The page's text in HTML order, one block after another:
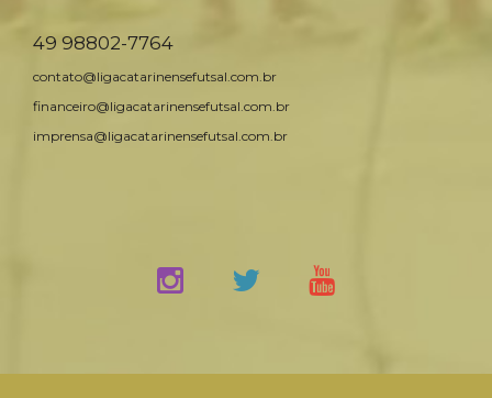
49 98802-7764
contato@ligacatarinensefutsal.com.br
financeiro@ligacatarinensefutsal.com.br
imprensa@ligacatarinensefutsal.com.br